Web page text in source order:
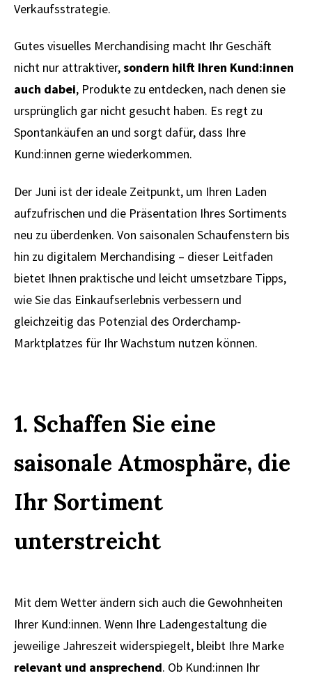
Verkaufsstrategie.
Gutes visuelles Merchandising macht Ihr Geschäft
nicht nur attraktiver,sondern hilft Ihren Kund:innen
auch dabei, Produkte zu entdecken, nach denen sie
ursprünglich gar nicht gesucht haben. Es regt zu
Spontankäufen an und sorgt dafür, dass Ihre
Kund:innen gerne wiederkommen.
Der Juni ist der ideale Zeitpunkt, um Ihren Laden
aufzufrischen und die Präsentation Ihres Sortiments
neu zu überdenken. Von saisonalen Schaufenstern bis
hin zu digitalem Merchandising – dieser Leitfaden
bietet Ihnen praktische und leicht umsetzbare Tipps,
wie Sie das Einkaufserlebnis verbessern und
gleichzeitig das Potenzial des Orderchamp-
Marktplatzes für Ihr Wachstum nutzen können.
1. Schaffen Sie eine
saisonale Atmosphäre, die
Ihr Sortiment
unterstreicht
Mit dem Wetter ändern sich auch die Gewohnheiten
Ihrer Kund:innen. Wenn Ihre Ladengestaltung die
jeweilige Jahreszeit widerspiegelt, bleibt Ihre Marke
relevant und ansprechend. Ob Kund:innen Ihr